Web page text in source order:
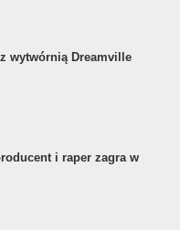
wytwórnią Dreamville
i raper zagra w